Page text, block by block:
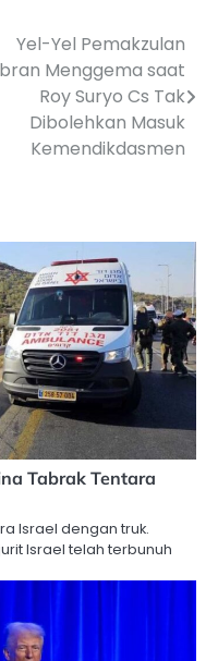
Yel-Yel Pemakzulan
Menggema saat
Roy Suryo Cs Tak
Dibolehkan Masuk
Kemendikdasmen
Tabrak Tentara
Israel dengan truk.
Israel telah terbunuh